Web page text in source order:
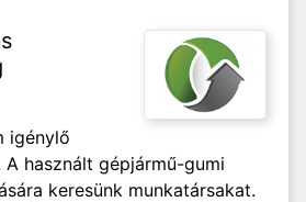
igénylő
használt gépjármű-gumi
keresünk munkatársakat.